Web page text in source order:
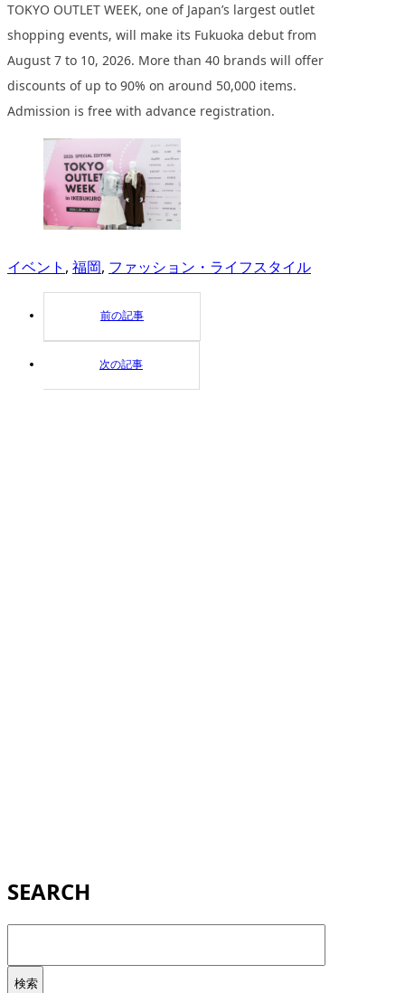
TOKYO OUTLET WEEK, one of Japan’s largest outlet
shopping events, will make its Fukuoka debut from
August 7 to 10, 2026. More than 40 brands will offer
discounts of up to 90% on around 50,000 items.
Admission is free with advance registration.
イベント , 福岡, ファッション・ライフスタイル
SEARCH